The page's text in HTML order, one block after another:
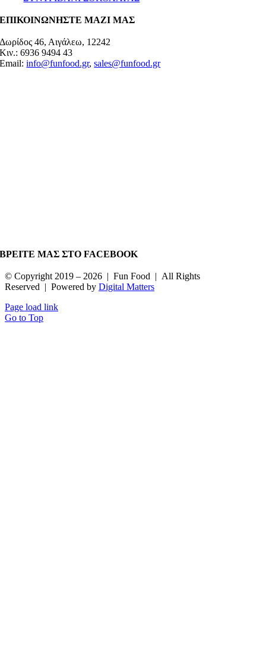
ΕΠΙΚΟΙΝΩΝΗΣΤΕ ΜΑΖΙ ΜΑΣ
Δωρίδος 46, Αιγάλεω, 12242
Κιν.: 6936 9494 43
Email:info@funfood.gr,sales@funfood.gr
ΒΡΕΙΤΕ ΜΑΣ ΣΤΟ FACEBOOK
© Copyright 2019 – 2026 | Fun Food | All Rights
Reserved | Powered by Digital Matters
Page load link
Go to Top